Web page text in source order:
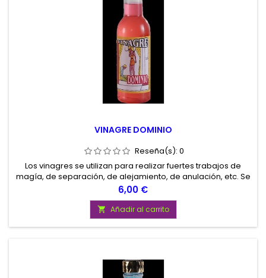
VINAGRE DOMINIO
Reseña(s): 0
Los vinagres se utilizan para realizar fuertes trabajos de
magía, de separación, de alejamiento, de anulación, etc. Se
utilizan untándolos en velas, lavando suelos, etc.
Precio
6,00 €
 Añadir al carrito